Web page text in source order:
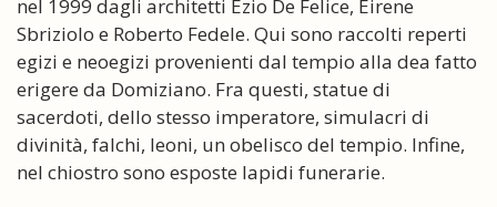
nel 1999 dagli architetti Ezio De Felice, Eirene
Sbriziolo e Roberto Fedele. Qui sono raccolti reperti
egizi e neoegizi provenienti dal tempio alla dea fatto
erigere da Domiziano. Fra questi, statue di
sacerdoti, dello stesso imperatore, simulacri di
divinità, falchi, leoni, un obelisco del tempio. Infine,
nel chiostro sono esposte lapidi funerarie.